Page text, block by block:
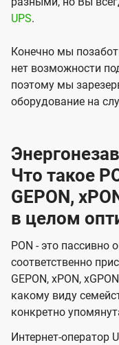
UPS.
Конечно мы
нет возможности
поэтому мы
оборудование на
Что такое
GEPON,
в целом
PON - это пассивно
соответственно
GEPON, xPON,
какому виду
конкретно
Интернет-оператор